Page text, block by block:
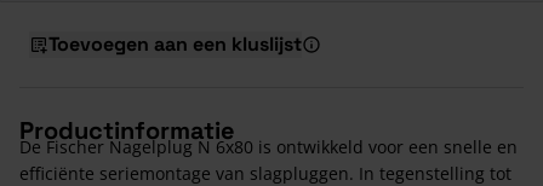
Toevoegen aan een kluslijst
Productinformatie
De Fischer Nagelplug N 6x80 is ontwikkeld voor een snelle en
efficiënte seriemontage van slagpluggen. In tegenstelling tot